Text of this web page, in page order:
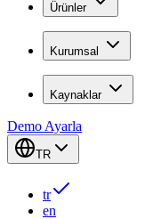
Ürünler
Kurumsal
Kaynaklar
Demo Ayarla
TR
tr
en